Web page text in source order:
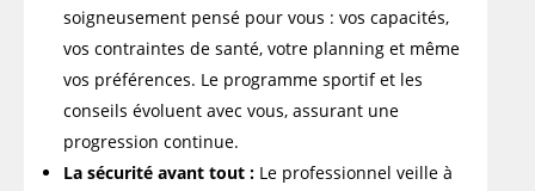
soigneusement pensé pour vous : vos capacités,
vos contraintes de santé, votre planning et même
vos préférences. Le programme sportif et les
conseils évoluent avec vous, assurant une
progression continue.
La sécurité avant tout : Le professionnel veille à